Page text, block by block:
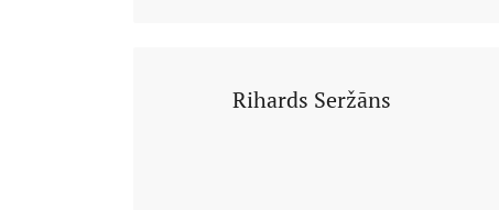
Rihards Seržāns